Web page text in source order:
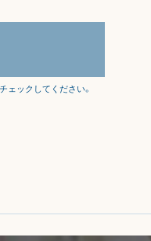
ェックしてください。